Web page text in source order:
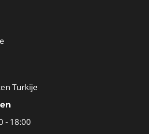
Turkije
- 18:00